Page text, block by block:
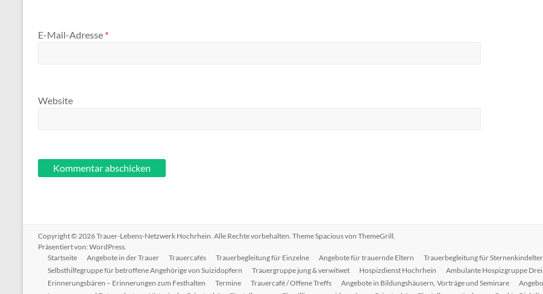
E-Mail-Adresse *
Website
Copyright © 2026Trauer-Lebens-Netzwerk Hochrhein. Alle Rechte vorbehalten. ThemeSpaciousvon ThemeGrill.
Präsentiert von: WordPress.
Startseite
Angebote in der Trauer Trauercafés Trauerbegleitung für Einzelne Angebote für trauernde Eltern Trauerbegleitung für
Selbsthilfegruppe für betroffene Angehörige von Suizidopfern
Trauergruppe jung & verwitwet Hospizdienst Hochrhein Ambulante Hospizgruppe
Erinnerungsbären – Erinnerungen zum Festhalten
Termine Trauercafé / Offene Treffs Angebote in Bildungshäusern, Vorträge und Seminare